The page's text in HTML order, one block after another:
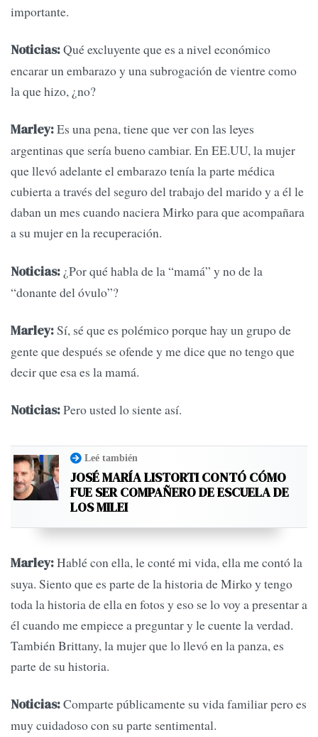
importante.
Noticias:Qué excluyente que es a nivel económico
encarar un embarazo y una subrogación de vientre como
la que hizo, ¿no?
Marley:Es una pena, tiene que ver con las leyes
argentinas que sería bueno cambiar. En EE.UU, la mujer
que llevó adelante el embarazo tenía la parte médica
cubierta a través del seguro del trabajo del marido y a él le
daban un mes cuando naciera Mirko para que acompañara
a su mujer en la recuperación.
Noticias: ¿Por qué habla de la “mamá” y no de la
“donante del óvulo”?
Marley:Sí, sé que es polémico porque hay un grupo de
gente que después se ofende y me dice que no tengo que
decir que esa es la mamá.
Noticias:Pero usted lo siente así.
Leé también
JOSÉ MARÍA LISTORTI CONTÓ CÓMO
FUE SER COMPAÑERO DE ESCUELA DE
LOS MILEI
Marley:Hablé con ella, le conté mi vida, ella me contó la
suya. Siento que es parte de la historia de Mirko y tengo
toda la historia de ella en fotos y eso se lo voy a presentar a
él cuando me empiece a preguntar y le cuente la verdad.
También Brittany, la mujer que lo llevó en la panza, es
parte de su historia.
Noticias:Comparte públicamente su vida familiar pero es
muy cuidadoso con su parte sentimental.